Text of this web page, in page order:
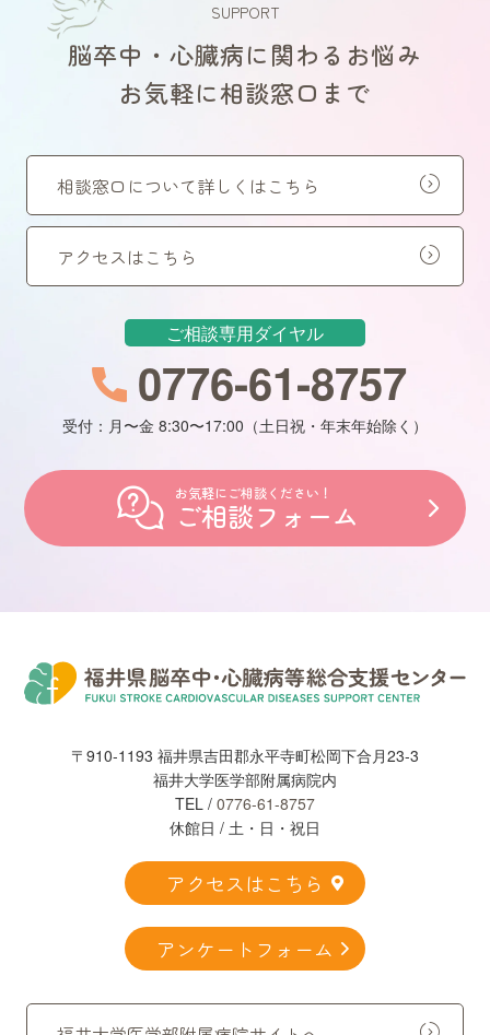
SUPPORT
脳卒中・心臓病に関わるお悩み
お気軽に相談窓口まで
相談窓口について詳しくはこちら
アクセスはこちら
ご相談専用ダイヤル
0776-61-8757
受付：月〜金 8:30〜17:00（土日祝・年末年始除く）
お気軽にご相談ください！
ご相談フォーム
〒910-1193 福井県吉田郡永平寺町松岡下合月23-3
福井大学医学部附属病院内
TEL / 0776-61-8757
休館日 / 土・日・祝日
アクセスはこちら
アンケートフォーム